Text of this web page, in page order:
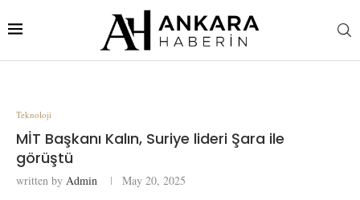
Teknoloji
MİT Başkanı Kalın, Suriye lideri Şara ile
görüştü
written by Admin May 20, 2025